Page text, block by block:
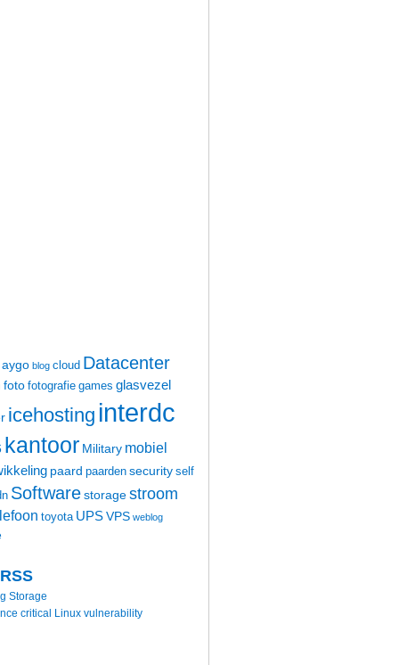
aygo blog cloud Datacenter
foto fotografie games glasvezel
icehosting interdc
kantoor Military mobiel
paard paarden security self
Softwarestoragestroom
toyota UPSVPS weblog
Storage
critical Linux vulnerability